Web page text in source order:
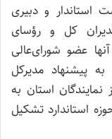
استاندار و دبیری
کل و رؤسای
عضو شورای‌عالی
پیشنهاد مدیرکل
نمایندگان استان به
استاندارد تشکیل